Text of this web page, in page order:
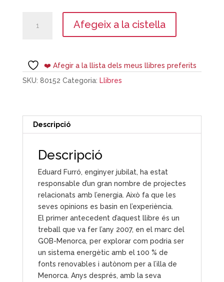
un
Afegeix a la cistella
❤️ Afegir a la llista dels meus llibres preferits
SKU: 80152 Categoria: Llibres
Descripció
Descripció
Eduard Furró, enginyer jubilat, ha estat
responsable d’un gran nombre de projectes
relacionats amb l’energia. Això fa que les
seves opinions es basin en l’experiència.
El primer antecedent d’aquest llibre és un
treball que va fer l’any 2007, en el marc del
GOB-Menorca, per explorar com podria ser
un sistema energètic amb el 100 % de
fonts renovables i autònom per a l’illa de
Menorca. Anys després, amb la seva